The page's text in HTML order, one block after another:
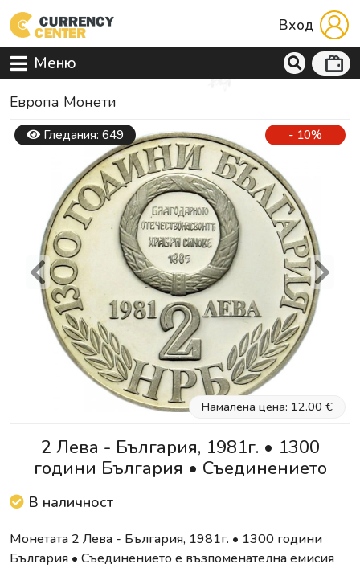
Вход
Меню
Европа Mонети
Гледания: 649
Намалена цена: 12.00 €
- 10%
Previous Next
2 Лева - България, 1981г. • 1300
години България • Съединението
В наличност
Монетата 2 Лева - България, 1981г. • 1300 години
България • Съединението е възпоменателна емисия